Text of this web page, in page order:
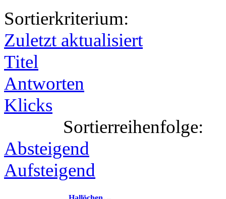
Sortierkriterium:
Zuletzt aktualisiert
Titel
Antworten
Klicks
Sortierreihenfolge:
Absteigend
Aufsteigend